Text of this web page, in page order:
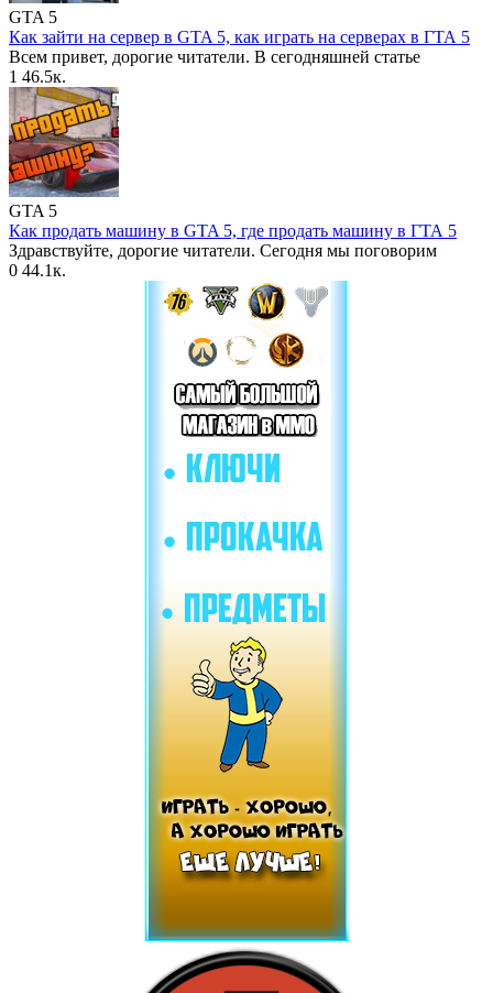
GTA 5
Как зайти на сервер в GTA 5, как играть на серверах в ГТА 5
Всем привет, дорогие читатели. В сегодняшней статье
1 46.5к.
GTA 5
Как продать машину в GTA 5, где продать машину в ГТА 5
Здравствуйте, дорогие читатели. Сегодня мы поговорим
0 44.1к.